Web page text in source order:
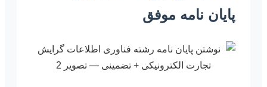
پایان نامه موفق